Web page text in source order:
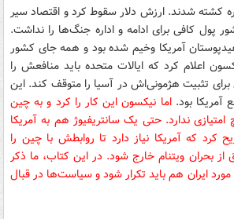
کشته شدند. ارزش دلار سقوط کرد و اقتصاد سیر
پول کافی برای ادامه و اداره جنگ‌ها را نداشت.
آمریکا وخیم شده بود و همه جای کشور
اعلام کرد که ایالات متحده باید منافعش را
تثبیت هژمونی‌اش در آسیا را متوقف کند. این
آمریکا بود.اما نیکسون این کار را کرد و به چین
ندارد. حتی یک سانتریفیوژ هم به آمریکا
کرد که آمریکا نیاز دارد تا روابطش با چین را
از بحران ویتنام خارج شود. در این کتاب، ما ذکر
ایران هم باید تکرار شود و سیاست‌ها در قبال